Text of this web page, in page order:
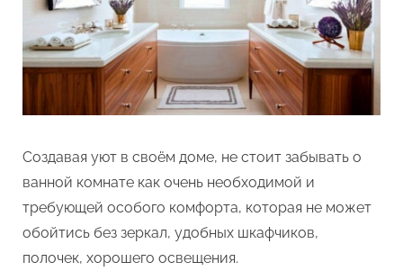
Создавая уют в своём доме, не стоит забывать о
ванной комнате как очень необходимой и
требующей особого комфорта, которая не может
обойтись без зеркал, удобных шкафчиков,
полочек, хорошего освещения.